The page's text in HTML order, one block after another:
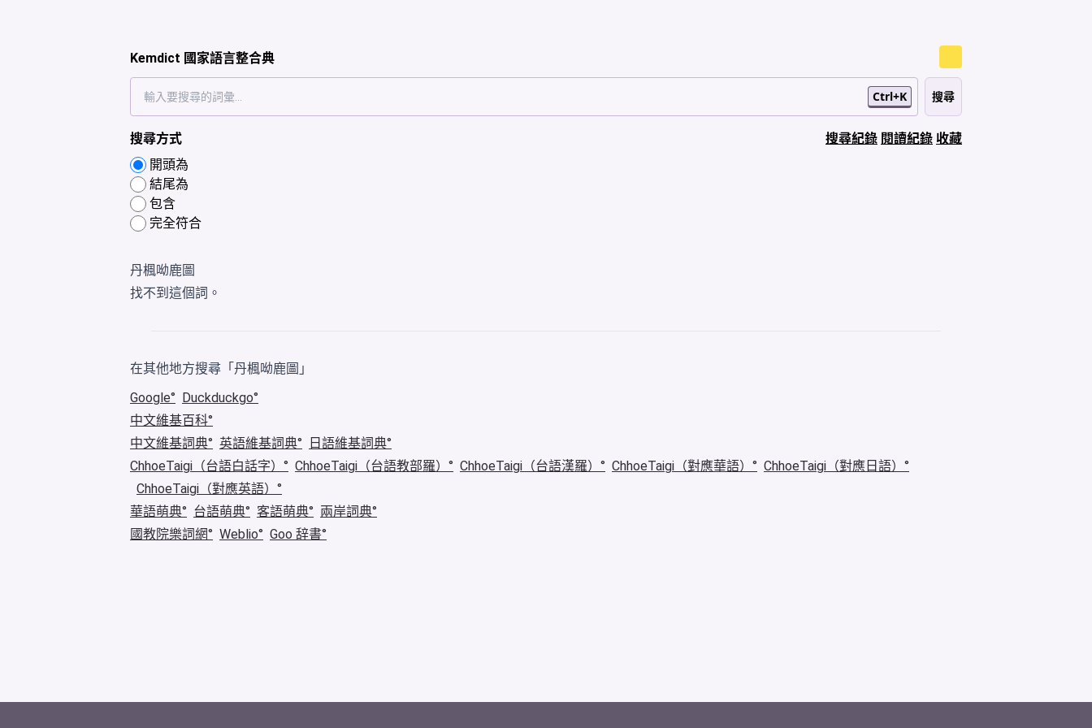
Kemdict 國家語言整合典
Ctrl+K
搜尋方式
開頭為
結尾為
包含
完全符合
搜尋紀錄 閱讀紀錄 收藏
丹楓呦鹿圖
找不到這個詞。
在其他地方搜尋「丹楓呦鹿圖」
Google
Duckduckgo
中文維基百科
中文維基詞典
英語維基詞典
日語維基詞典
ChhoeTaigi（台語白話字）
ChhoeTaigi（台語教部羅） ChhoeTaigi（台語漢羅） ChhoeTaigi（對應華語）
ChhoeTaigi（對應日語）
ChhoeTaigi（對應英語）
華語萌典
台語萌典 客語萌典
兩岸詞典
國教院樂詞網
Weblio Goo 辞書